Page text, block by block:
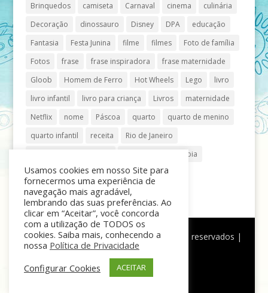
Brinquedos
camiseta Carnaval cinema
culinária
Decoração
dinossauro Disney DPA
educação
Fantasia
Festa Junina filme filmes
Foto de família
Fotos
frase frase inspiradora
frase maternidade
Gloob
Homem de Ferro Hot Wheels Lego
livro
livro infantil
livro para criança Livros
maternidade
Netflix
nome Páscoa quarto
quarto de menino
quarto infantil
receita
Rio de Janeiro
Shopping Vila Olímpia
São Paulo
teatro tênis
®Mãe de Menino | © Todos os direitos reservados |
Política de Privacidade
Usamos cookies em nosso Site para
fornecermos uma experiência de
navegação mais agradável,
lembrando das suas preferências. Ao
clicar em “Aceitar”, você concorda
com a utilização de TODOS os
cookies. Saiba mais, conhecendo a
nossa Política de Privacidade
Configurar Cookies
ACEITAR